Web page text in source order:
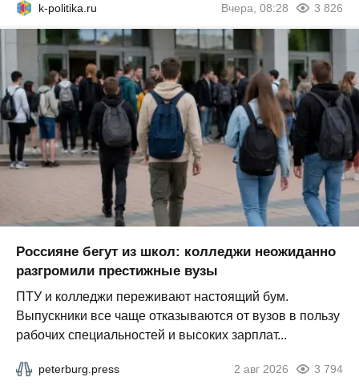
k-politika.ru Вчера, 08:28 3 826
Россияне бегут из школ: колледжи неожиданно
разгромили престижные вузы
ПТУ и колледжи переживают настоящий бум.
Выпускники все чаще отказываются от вузов в пользу
рабочих специальностей и высоких зарплат...
peterburg.press 2 авг 2026 3 794